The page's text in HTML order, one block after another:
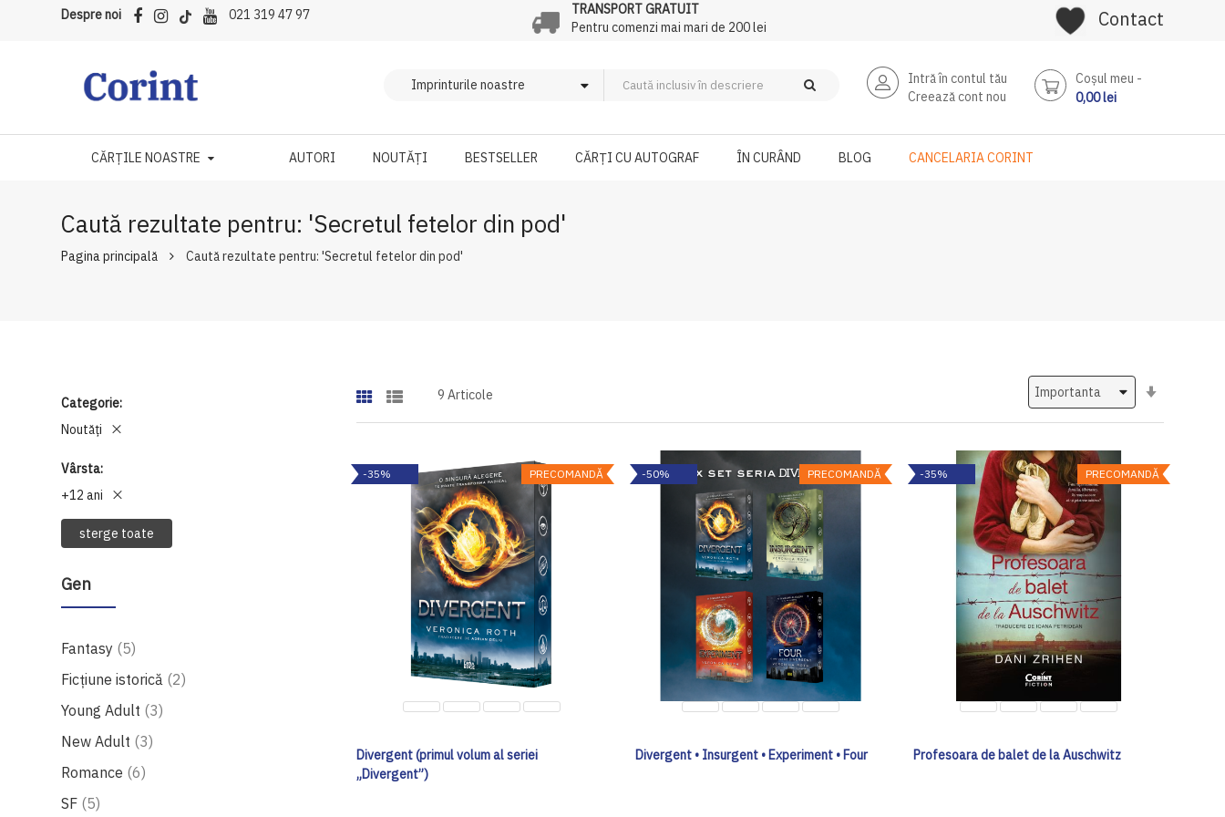
Despre noi 021 319 47 97
TRANSPORT GRATUIT
Pentru comenzi mai mari de 200 lei
Contact
Intră în contul tău
Creează cont nou
Coşul meu
0,00 lei
CĂRȚILE NOASTRE AUTORI NOUTĂȚI BESTSELLER CĂRȚI CU AUTOGRAF ÎN CURÂND BLOG CANCELARIA CORINT
Caută rezultate pentru: 'Secretul fetelor din pod'
Pagina principală Caută rezultate pentru: 'Secretul fetelor din pod'
9 Articole
PRECOMANDĂ
-35%
Divergent (primul volum al seriei
„Divergent”)
PRECOMANDĂ
-50%
Divergent • Insurgent • Experiment • Four
PRECOMANDĂ
-35%
Profesoara de balet de la Auschwitz
Categorie
Noutăți
Vârsta
+12 ani
sterge toate
Gen
Fantasy 5produse
Ficțiune istorică
2produse
Young Adult 3produse
New Adult 3produse
Romance 6produse
SF 5produse